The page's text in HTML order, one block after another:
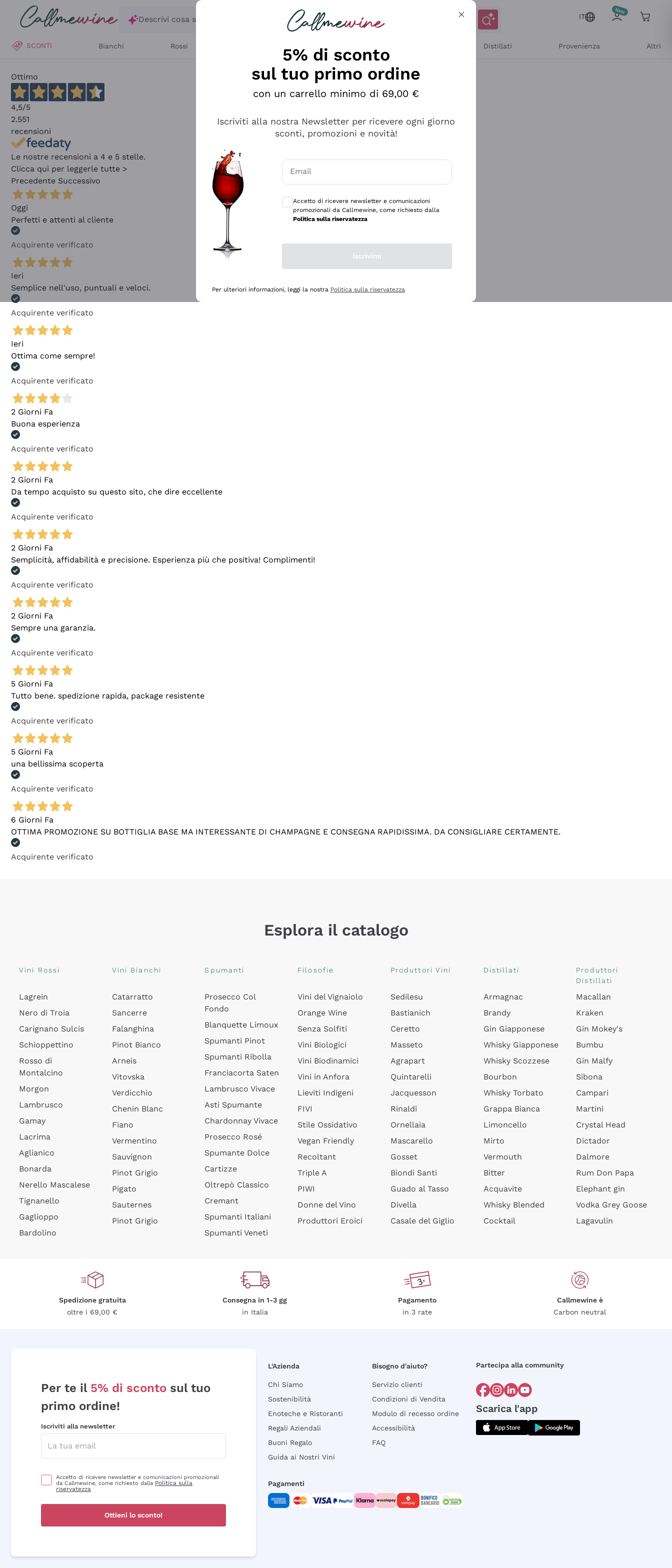
Salta al contenuto principale
Descrivi cosa stai cercando
IT
SCONTI Bianchi Rossi Distillati Provenienza Altri
Ottimo
4,5/5
2.551
recensioni
Le nostre recensioni a 4 e 5 stelle.
Clicca qui per leggerle tutte >
Precedente Successivo
Oggi
Perfetti e attenti al cliente
Acquirente verificato
Ieri
Semplice nell'uso, puntuali e veloci.
Acquirente verificato
Ieri
Ottima come sempre!
Acquirente verificato
2 Giorni Fa
Buona esperienza
Acquirente verificato
2 Giorni Fa
Da tempo acquisto su questo sito, che dire eccellente
Acquirente verificato
2 Giorni Fa
Semplicità, affidabilità e precisione. Esperienza più che positiva! Complimenti!
Acquirente verificato
2 Giorni Fa
Sempre una garanzia.
Acquirente verificato
5 Giorni Fa
Tutto bene. spedizione rapida, package resistente
Acquirente verificato
5 Giorni Fa
una bellissima scoperta
Acquirente verificato
6 Giorni Fa
OTTIMA PROMOZIONE SU BOTTIGLIA BASE MA INTERESSANTE DI CHAMPAGNE E CONSEGNA RAPIDISSIMA. DA CONSIGLIARE CERTAMENTE.
Acquirente verificato
Esplora il catalogo
Vini Rossi
Lagrein
Nero di Troia
Carignano Sulcis
Schioppettino
Rosso di
Montalcino
Morgon
Lambrusco
Gamay
Lacrima
Aglianico
Bonarda
Nerello Mascalese
Tignanello
Gaglioppo
Bardolino
Vini Bianchi
Catarratto
Sancerre
Falanghina
Pinot Bianco
Arneis
Vitovska
Verdicchio
Chenin Blanc
Fiano
Vermentino
Sauvignon
Pinot Grigio
Pigato
Sauternes
Pinot Grigio
Spumanti
Prosecco Col
Fondo
Blanquette Limoux
Spumanti Pinot
Spumanti Ribolla
Franciacorta Saten
Lambrusco Vivace
Asti Spumante
Chardonnay Vivace
Prosecco Rosé
Spumante Dolce
Cartizze
Oltrepò Classico
Cremant
Spumanti Italiani
Spumanti Veneti
Filosofie
Vini del Vignaiolo
Orange Wine
Senza Solfiti
Vini Biologici
Vini Biodinamici
Vini in Anfora
Lieviti Indigeni
FIVI
Stile Ossidativo
Vegan Friendly
Recoltant
Triple A
PIWI
Donne del Vino
Produttori Eroici
Produttori Vini
Sedilesu
Bastianich
Ceretto
Masseto
Agrapart
Quintarelli
Jacquesson
Rinaldi
Ornellaia
Mascarello
Gosset
Biondi Santi
Guado al Tasso
Divella
Casale del Giglio
Distillati
Armagnac
Brandy
Gin Giapponese
Whisky Giapponese
Whisky Scozzese
Bourbon
Whisky Torbato
Grappa Bianca
Limoncello
Mirto
Vermouth
Bitter
Acquavite
Whisky Blended
Cocktail
Produttori
Distillati
Macallan
Kraken
Gin Mokey's
Bumbu
Gin Malfy
Sibona
Campari
Martini
Crystal Head
Dictador
Dalmore
Rum Don Papa
Elephant gin
Vodka Grey Goose
Lagavulin
Spedizione gratuita
oltre i 69,00 €
Consegna in 1-3 gg
in Italia
Pagamento
in 3 rate
Callmewine è
Carbon neutral
Per te il 5% di sconto sul tuo
primo ordine!
Iscriviti alla newsletter
Accetto di ricevere newsletter e comunicazioni promozionali
da Callmewine, come richiesto dalla Politica sulla
riservatezza
Ottieni lo sconto!
L'Azienda
Chi Siamo
Sostenibilità
Enoteche e Ristoranti
Regali Aziendali
Buoni Regalo
Guida ai Nostri Vini
Bisogno d'aiuto?
Servizio clienti
Condizioni di Vendita
Modulo di recesso ordine
Accessibilità
FAQ
Partecipa alla community
Scarica l'app
Pagamenti
5% di sconto
sul tuo primo ordine
con un carrello minimo di 69,00 €
Iscriviti alla nostra Newsletter per ricevere ogni giorno
sconti, promozioni e novità!
Email
Accetto di ricevere newsletter e comunicazioni
promozionali da Callmewine, come richiesto dalla
Politica sulla riservatezza
Iscrivimi
Per ulteriori informazioni, leggi la nostra Politica sulla riservatezza